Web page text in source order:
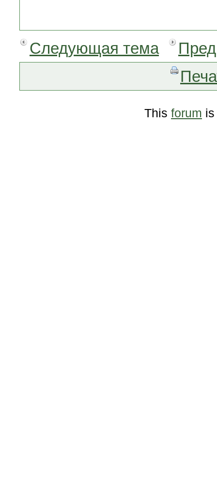
Следующая тема
This forum